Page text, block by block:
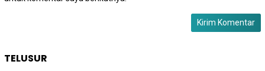
TELUSUR